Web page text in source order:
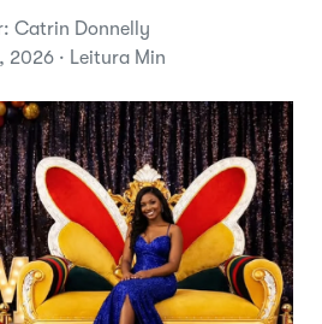
Catrin Donnelly
2026 · Leitura Min